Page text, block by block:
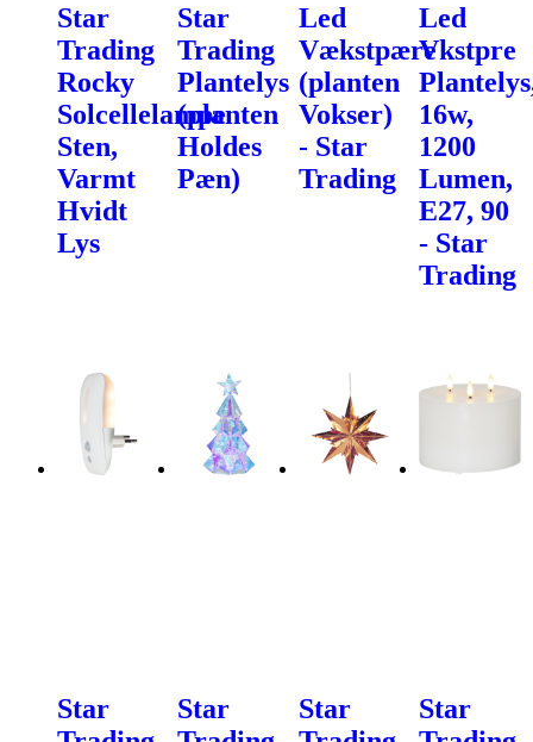
Star
Trading
Rocky
Solcellelampe
Sten,
Varmt
Hvidt
Lys
Star
Trading
Plantelys
(planten
Holdes
Pæn)
Led
Vækstpære
(planten
Vokser)
- Star
Trading
Led
Vkstpre
16w,
1200
Lumen,
E27, 90
- Star
Trading
Star
Star
Star
Star